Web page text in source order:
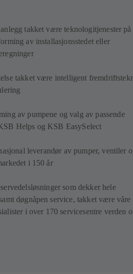
takket være teknologitjenester på
av installasjonsstedet eller
takket være intelligent
av pumpene og valg av passende
Helps og KSB EasySelect
leverandør av pumper, ventiler
i 150 år
som dekker hele
døgnåpen service, takket være våre
i over 170 servicesentre verden